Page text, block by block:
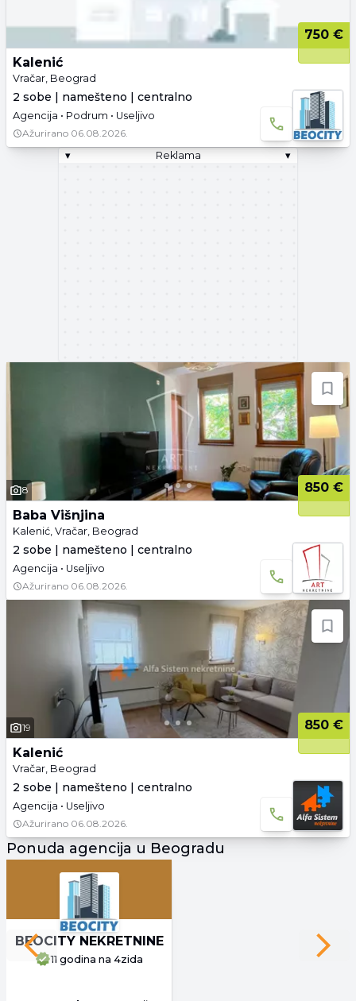
750 €
Kalenić
Vračar, Beograd
2 sobe | namešteno | centralno
Agencija • Podrum • Useljivo
Ažurirano 06.08.2026.
▾
Reklama ▾
8
850 €
Baba Višnjina
Kalenić, Vračar, Beograd
2 sobe | namešteno | centralno
Agencija • Useljivo
Ažurirano 06.08.2026.
19
850 €
Kalenić
Vračar, Beograd
2 sobe | namešteno | centralno
Agencija • Useljivo
Ažurirano 06.08.2026.
Ponuda agencija u Beogradu
BEOCITY NEKRETNINE
11 godina na 4zida
Previous slide Next